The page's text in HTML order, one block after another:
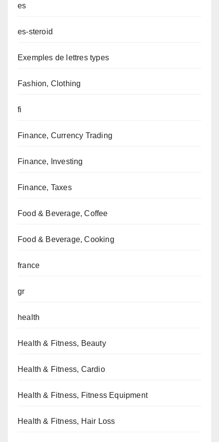
es
es-steroid
Exemples de lettres types
Fashion, Clothing
fi
Finance, Currency Trading
Finance, Investing
Finance, Taxes
Food & Beverage, Coffee
Food & Beverage, Cooking
france
gr
health
Health & Fitness, Beauty
Health & Fitness, Cardio
Health & Fitness, Fitness Equipment
Health & Fitness, Hair Loss